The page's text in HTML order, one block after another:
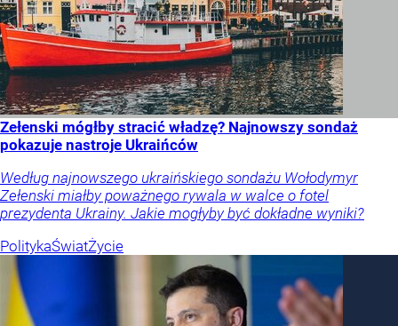
Zełenski mógłby stracić władzę? Najnowszy sondaż
pokazuje nastroje Ukraińców
Według najnowszego ukraińskiego sondażu Wołodymyr
Zełenski miałby poważnego rywala w walce o fotel
prezydenta Ukrainy. Jakie mogłyby być dokładne wyniki?
PolitykaŚwiatŻycie